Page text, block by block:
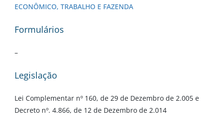
ECONÔMICO, TRABALHO E FAZENDA
Formulários
–
Legislação
Lei Complementar nº 160, de 29 de Dezembro de 2.005 e
Decreto nº. 4.866, de 12 de Dezembro de 2.014